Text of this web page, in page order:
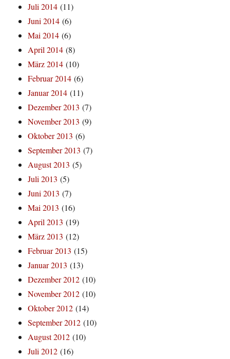
Juli 2014 (11)
Juni 2014 (6)
Mai 2014 (6)
April 2014 (8)
März 2014 (10)
Februar 2014 (6)
Januar 2014 (11)
Dezember 2013 (7)
November 2013 (9)
Oktober 2013 (6)
September 2013 (7)
August 2013 (5)
Juli 2013 (5)
Juni 2013 (7)
Mai 2013 (16)
April 2013 (19)
März 2013 (12)
Februar 2013 (15)
Januar 2013 (13)
Dezember 2012 (10)
November 2012 (10)
Oktober 2012 (14)
September 2012 (10)
August 2012 (10)
Juli 2012 (16)